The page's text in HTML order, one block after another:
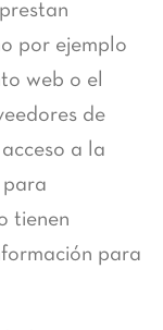
por ejemplo
web o el
de
a la
para
tienen
para